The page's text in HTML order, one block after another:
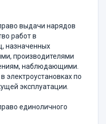
выдачи нарядов
работ в
назначенных
производителями
наблюдающими.
электроустановках по
эксплуатации.
единоличного